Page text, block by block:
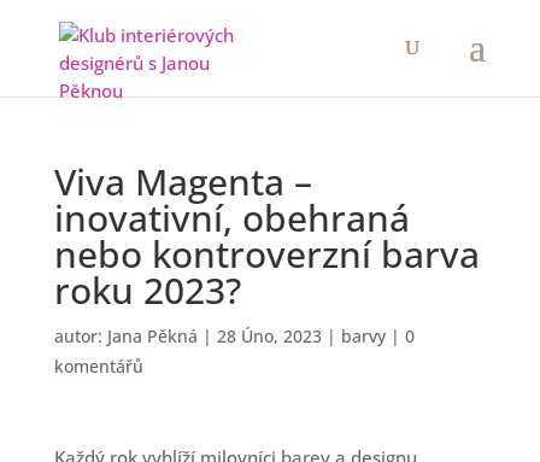
Viva Magenta –
inovativní, obehraná
nebo kontroverzní barva
roku 2023?
autor: Jana Pěkná | 28 Úno, 2023| barvy| 0
komentářů
Každý rok vyhlíží milovníci barev a designu